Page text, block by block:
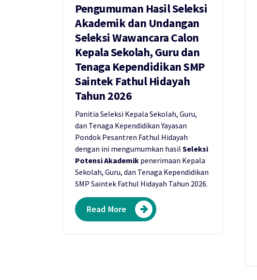
Pengumuman Hasil Seleksi
Akademik dan Undangan
Seleksi Wawancara Calon
Kepala Sekolah, Guru dan
Tenaga Kependidikan SMP
Saintek Fathul Hidayah
Tahun 2026
Panitia Seleksi Kepala Sekolah, Guru,
dan Tenaga Kependidikan Yayasan
Pondok Pesantren Fathul Hidayah
dengan ini mengumumkan hasil Seleksi
Potensi Akademik penerimaan Kepala
Sekolah, Guru, dan Tenaga Kependidikan
SMP Saintek Fathul Hidayah Tahun 2026.
Read More